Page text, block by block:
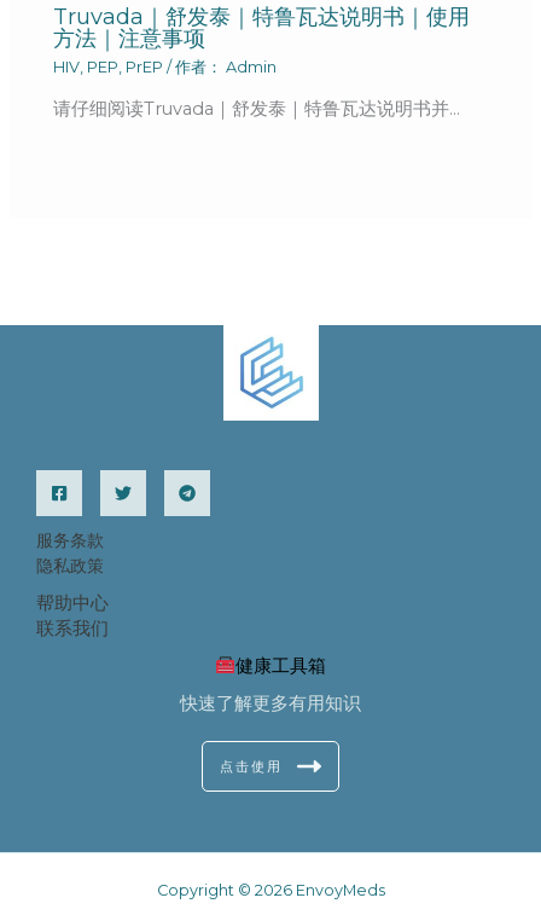
Truvada｜舒发泰｜特鲁瓦达说明书｜使用
方法｜注意事项
HIV, PEP, PrEP / 作者： Admin
请仔细阅读Truvada｜舒发泰｜特鲁瓦达说明书并…
服务条款
隐私政策
帮助中心
联系我们
健康工具箱
快速了解更多有用知识
点击使用
Copyright © 2026 EnvoyMeds